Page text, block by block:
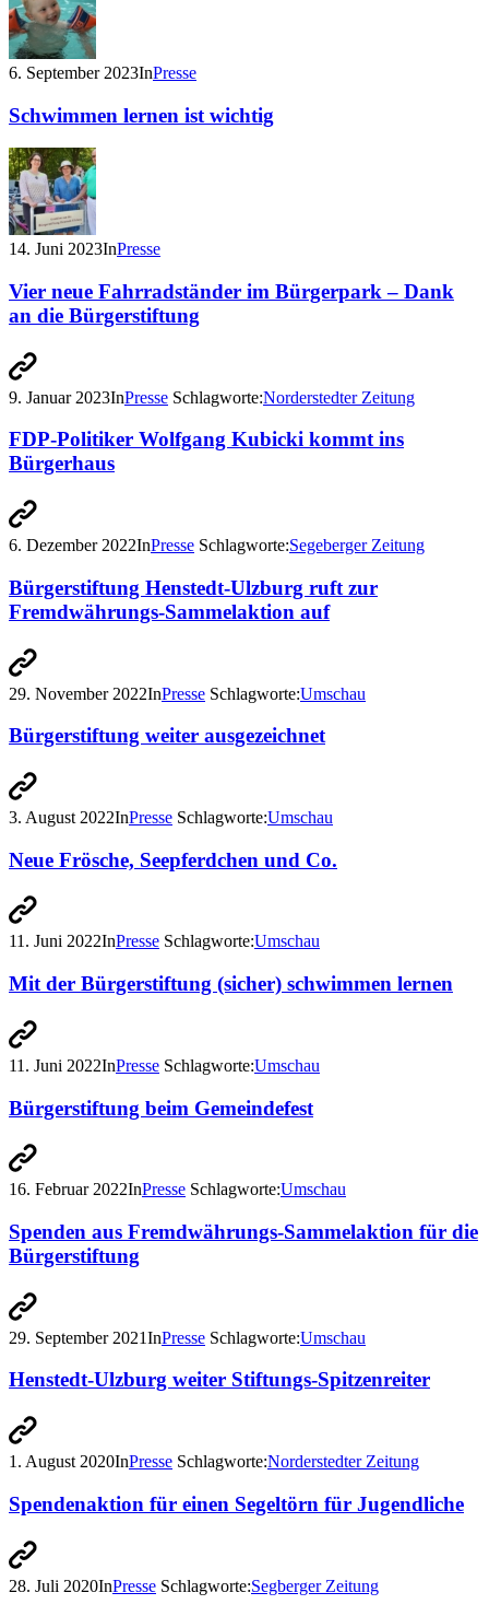
6. September 2023InPresse
Schwimmen lernen ist wichtig
14. Juni 2023InPresse
Vier neue Fahrradständer im Bürgerpark – Dank
an die Bürgerstiftung
9. Januar 2023InPresse Schlagworte:Norderstedter Zeitung
FDP-Politiker Wolfgang Kubicki kommt ins
Bürgerhaus
6. Dezember 2022InPresse Schlagworte:Segeberger Zeitung
Bürgerstiftung Henstedt-Ulzburg ruft zur
Fremdwährungs-Sammelaktion auf
29. November 2022InPresse Schlagworte:Umschau
Bürgerstiftung weiter ausgezeichnet
3. August 2022InPresse Schlagworte:Umschau
Neue Frösche, Seepferdchen und Co.
11. Juni 2022InPresse Schlagworte:Umschau
Mit der Bürgerstiftung (sicher) schwimmen lernen
11. Juni 2022InPresse Schlagworte:Umschau
Bürgerstiftung beim Gemeindefest
16. Februar 2022InPresse Schlagworte:Umschau
Spenden aus Fremdwährungs-Sammelaktion für die
Bürgerstiftung
29. September 2021InPresse Schlagworte:Umschau
Henstedt-Ulzburg weiter Stiftungs-Spitzenreiter
1. August 2020InPresse Schlagworte:Norderstedter Zeitung
Spendenaktion für einen Segeltörn für Jugendliche
28. Juli 2020InPresse Schlagworte:Segberger Zeitung